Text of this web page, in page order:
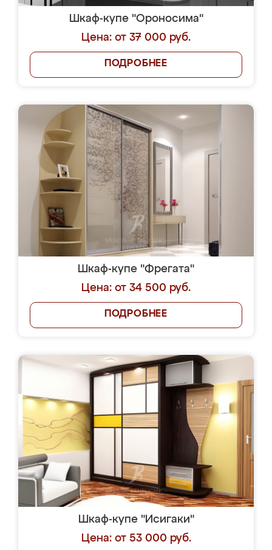
Шкаф-купе "Ороносима"
Цена: от 37 000 руб.
ПОДРОБНЕЕ
Шкаф-купе "Фрегата"
Цена: от 34 500 руб.
ПОДРОБНЕЕ
Шкаф-купе "Исигаки"
Цена: от 53 000 руб.